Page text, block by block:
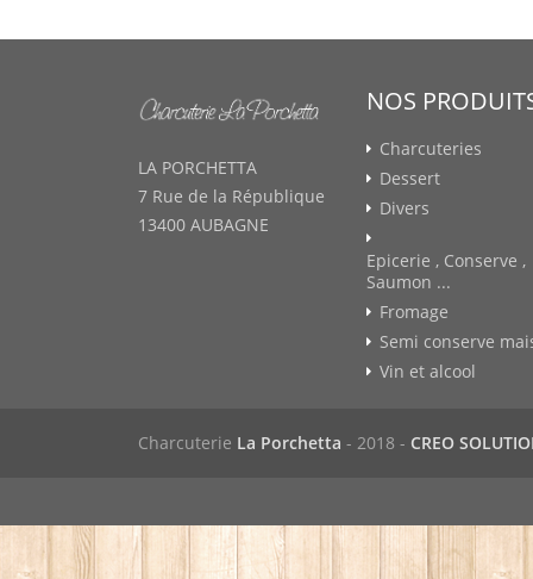
LA PORCHETTA
7 Rue de la République
13400 AUBAGNE
NOS
Charcuteries
Dessert
Divers
Epicerie , Conserve ,
Saumon ...
Fromage
Semi conserve
Vin et alcool
Charcuterie La Porchetta - 2018 - CREO